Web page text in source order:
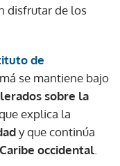
disfrutar de los
de
se mantiene bajo
sobre la
explica la
y que continúa
Caribe occidental